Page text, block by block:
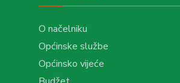
O načelniku
Općinske službe
Općinsko vijeće